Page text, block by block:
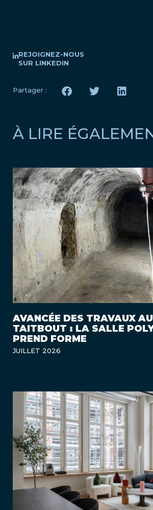
REJOIGNEZ-NOUS
SUR LINKEDIN
Partager :
À LIRE
AVANCÉE DES TRAVAUX
TAITBOUT : LA SALLE
PREND FORME
JUILLET 2026